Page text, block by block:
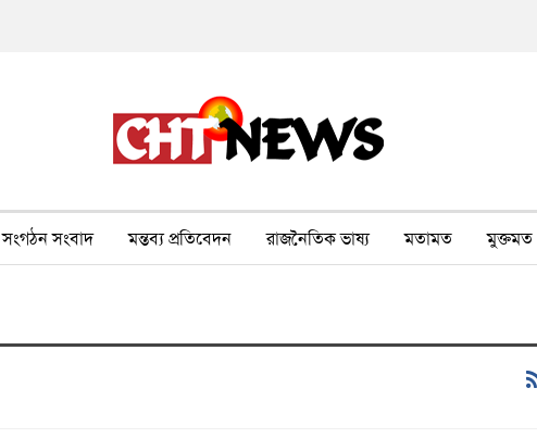
সংগঠন সংবাদ মন্তব্য প্রতিবেদন রাজনৈতিক ভাষ্য মতামত মুক্তমত